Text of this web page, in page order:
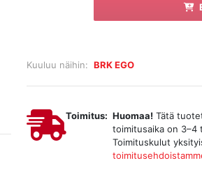
Kuuluu näihin: BRK EGO
Toimitus: Huomaa! Tätä
toimitusaika on 3–4
Toimituskulut